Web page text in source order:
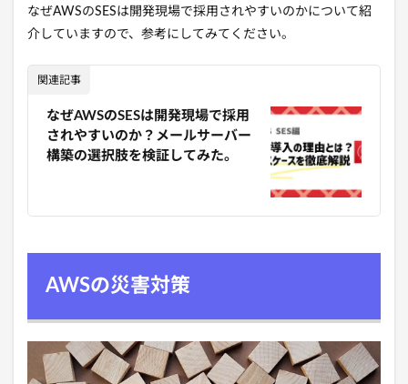
なぜAWSのSESは開発現場で採用されやすいのかについて紹
介していますので、参考にしてみてください。
関連記事
なぜAWSのSESは開発現場で採用
されやすいのか？メールサーバー
構築の選択肢を検証してみた。
AWSの災害対策